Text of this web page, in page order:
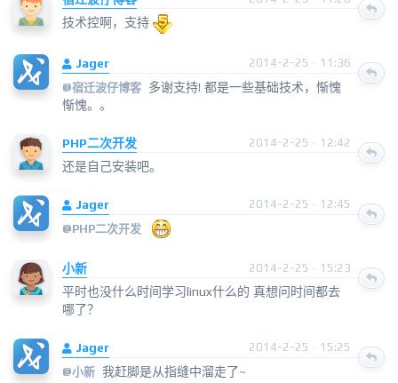
技术控啊，支持
Jager
2014-2-25 · 11:36
@宿迁波仔博客 多谢支持! 都是一些基础技术，惭愧
惭愧。。
PHP二次开发 2014-2-25 · 12:42
还是自己安装吧。
Jager
2014-2-25 · 12:45
@PHP二次开发
小新 2014-2-25 · 15:23
平时也没什么时间学习linux什么的 真想问时间都去
哪了？
Jager
2014-2-25 · 15:25
@小新 我赶脚是从指缝中溜走了~